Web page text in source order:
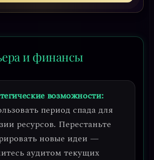
и финансы
возможности:
период спада для
ресурсов. Перестаньте
новые идеи —
аудитом текущих